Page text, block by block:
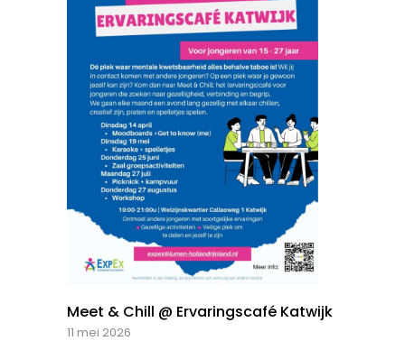
Meet & Chill @ Ervaringscafé Katwijk
11 mei 2026